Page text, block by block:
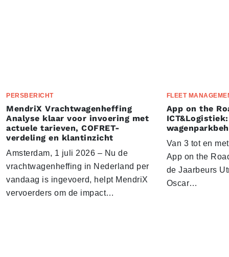
PERSBERICHT
MendriX Vrachtwagenheffing
Analyse klaar voor invoering met
actuele tarieven, COFRET-
verdeling en klantinzicht
Amsterdam, 1 juli 2026 – Nu de
vrachtwagenheffing in Nederland per
vandaag is ingevoerd, helpt MendriX
vervoerders om de impact…
FLEET
App on the
Van 3 tot en
App on the
de Jaarbeurs
Oscar…